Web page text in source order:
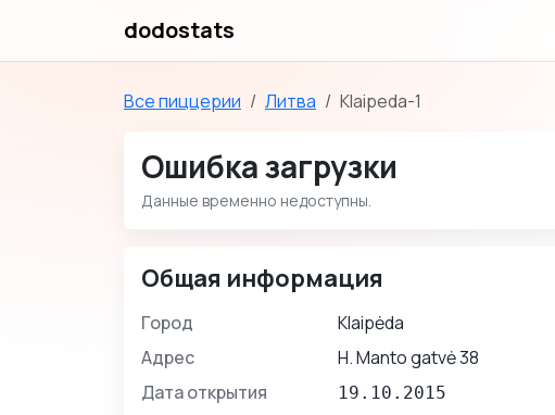
dodostats
Все пиццерии Литва Klaipeda-1
Ошибка загрузки
Данные временно недоступны.
Общая информация
Город
Klaipėda
Адрес
H. Manto gatvė 38
Дата открытия
19.10.2015